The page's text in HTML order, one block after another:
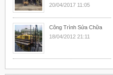
20/04/2017 11:05
Công Trình Sửa Chữa
18/04/2012 21:11